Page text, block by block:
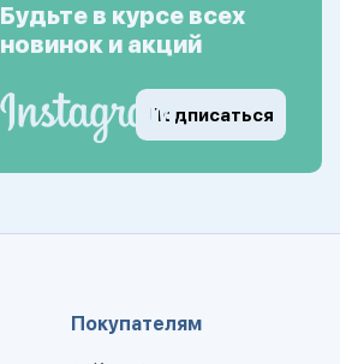
Будьте в курсе всех
новинок и акций
Подписаться
Покупателям